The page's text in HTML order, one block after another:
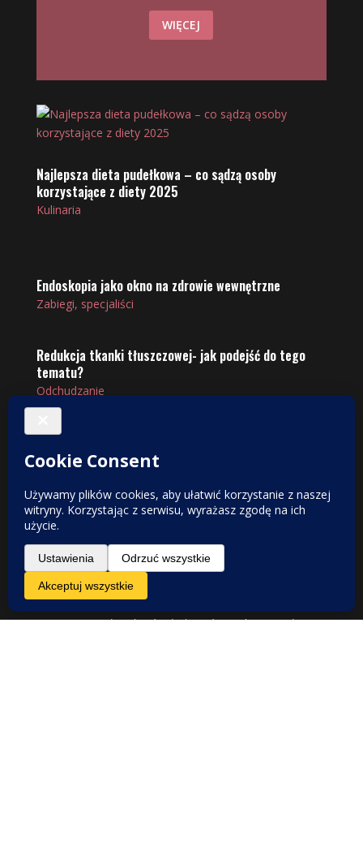
WIĘCEJ
Najlepsza dieta pudełkowa – co sądzą osoby
korzystające z diety 2025
Kulinaria
Endoskopia jako okno na zdrowie wewnętrzne
Zabiegi, specjaliści
Redukcja tkanki tłuszczowej- jak podejść do tego
tematu?
Odchudzanie
klinikę
© 2025VintageShop. Wszelkie prawa zastrzeżone.
Do tworzenia tekstów i obrazów wykorzystujemy